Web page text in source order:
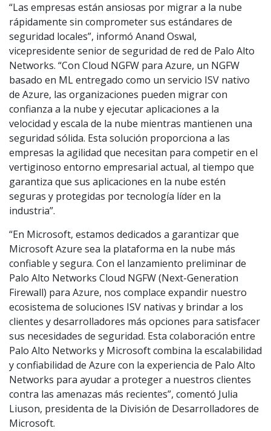
“Las empresas están ansiosas por migrar a la nube
rápidamente sin comprometer sus estándares de
seguridad locales”, informó Anand Oswal,
vicepresidente senior de seguridad de red de Palo Alto
Networks. “Con Cloud NGFW para Azure, un NGFW
basado en ML entregado como un servicio ISV nativo
de Azure, las organizaciones pueden migrar con
confianza a la nube y ejecutar aplicaciones a la
velocidad y escala de la nube mientras mantienen una
seguridad sólida. Esta solución proporciona a las
empresas la agilidad que necesitan para competir en el
vertiginoso entorno empresarial actual, al tiempo que
garantiza que sus aplicaciones en la nube estén
seguras y protegidas por tecnología líder en la
industria”.
“En Microsoft, estamos dedicados a garantizar que
Microsoft Azure sea la plataforma en la nube más
confiable y segura. Con el lanzamiento preliminar de
Palo Alto Networks Cloud NGFW (Next-Generation
Firewall) para Azure, nos complace expandir nuestro
ecosistema de soluciones ISV nativas y brindar a los
clientes y desarrolladores más opciones para satisfacer
sus necesidades de seguridad. Esta colaboración entre
Palo Alto Networks y Microsoft combina la escalabilidad
y confiabilidad de Azure con la experiencia de Palo Alto
Networks para ayudar a proteger a nuestros clientes
contra las amenazas más recientes”, comentó Julia
Liuson, presidenta de la División de Desarrolladores de
Microsoft.